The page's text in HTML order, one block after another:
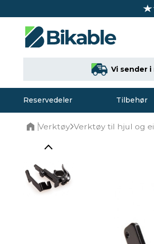
Vi sender i
Reservedeler Tilbehør
Verktøy Verktøy til hjul og